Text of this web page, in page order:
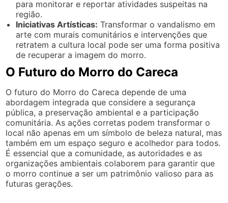
para monitorar e reportar atividades suspeitas na
região.
Iniciativas Artísticas: Transformar o vandalismo em
arte com murais comunitários e intervenções que
retratem a cultura local pode ser uma forma positiva
de recuperar a imagem do morro.
O Futuro do Morro do Careca
O futuro do Morro do Careca depende de uma
abordagem integrada que considere a segurança
pública, a preservação ambiental e a participação
comunitária. As ações corretas podem transformar o
local não apenas em um símbolo de beleza natural, mas
também em um espaço seguro e acolhedor para todos.
É essencial que a comunidade, as autoridades e as
organizações ambientais colaborem para garantir que
o morro continue a ser um patrimônio valioso para as
futuras gerações.